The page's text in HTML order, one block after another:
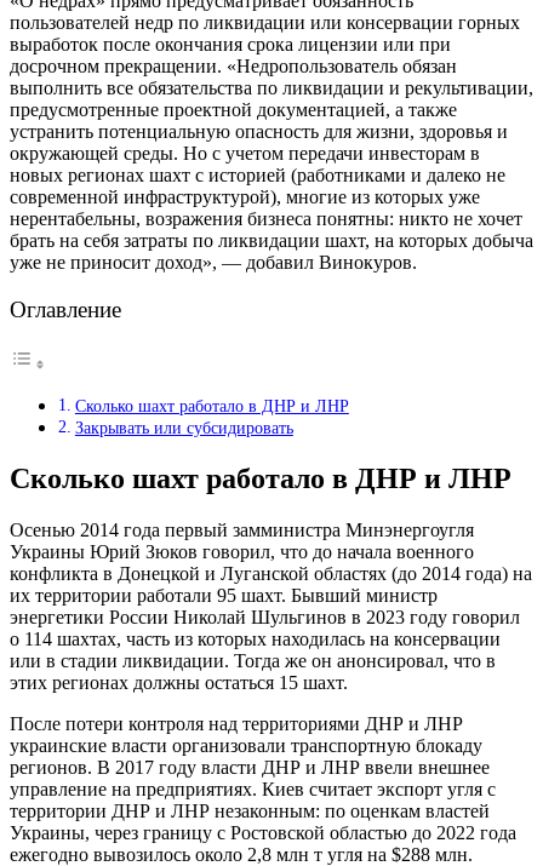
пользователей недр по ликвидации или консервации горных
выработок после окончания срока лицензии или при
досрочном прекращении. «Недропользователь обязан
выполнить все обязательства по ликвидации и рекультивации,
предусмотренные проектной документацией, а также
устранить потенциальную опасность для жизни, здоровья и
окружающей среды. Но с учетом передачи инвесторам в
новых регионах шахт с историей (работниками и далеко не
современной инфраструктурой), многие из которых уже
нерентабельны, возражения бизнеса понятны: никто не хочет
брать на себя затраты по ликвидации шахт, на которых добыча
уже не приносит доход», — добавил Винокуров.
Оглавление
Сколько шахт работало в ДНР и ЛНР
Закрывать или субсидировать
Сколько шахт работало в ДНР и ЛНР
Осенью 2014 года первый замминистра Минэнергоугля
Украины Юрий Зюков говорил, что до начала военного
конфликта в Донецкой и Луганской областях (до 2014 года) на
их территории работали 95 шахт. Бывший министр
энергетики России Николай Шульгинов в 2023 году говорил
о 114 шахтах, часть из которых находилась на консервации
или в стадии ликвидации. Тогда же он анонсировал, что в
этих регионах должны остаться 15 шахт.
После потери контроля над территориями ДНР и ЛНР
украинские власти организовали транспортную блокаду
регионов. В 2017 году власти ДНР и ЛНР ввели внешнее
управление на предприятиях. Киев считает экспорт угля с
территории ДНР и ЛНР незаконным: по оценкам властей
Украины, через границу с Ростовской областью до 2022 года
ежегодно вывозилось около 2,8 млн т угля на $288 млн.